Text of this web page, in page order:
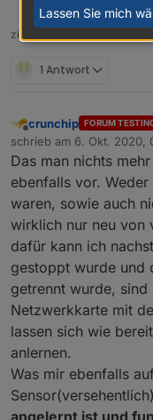
zigbee hab ich, zwave
1 Antwort
Offline
crunchip FORUM
schrieb am 6. Okt. 2020,
zuletzt editiert von
Das man nichts
ebenfalls vor.
waren, sowie auch
wirklich nur neu von
dafür kann ich
gestoppt wurde und
getrennt wurde,
Netzwerkkarte mit
lassen sich wie
anlernen.
Was mir ebenfalls
Lassen Sie mich